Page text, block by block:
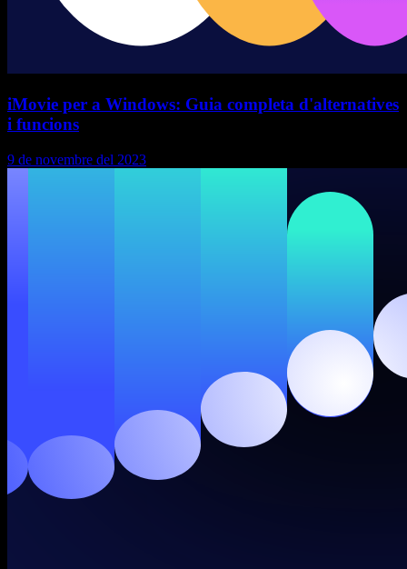
iMovie per a Windows: Guia completa d'alternatives
i funcions
9 de novembre del 2023